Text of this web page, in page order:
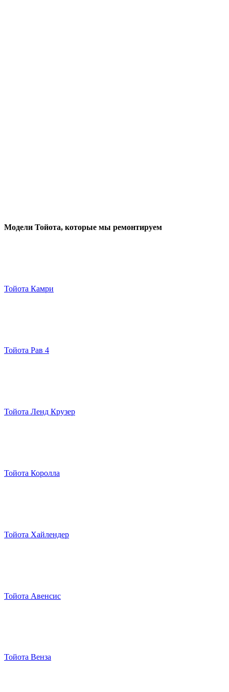
Модели Тойота, которые мы ремонтируем
Тойота Камри
Тойота Рав 4
Тойота Ленд Крузер
Тойота Королла
Тойота Хайлендер
Тойота Авенсис
Тойота Венза